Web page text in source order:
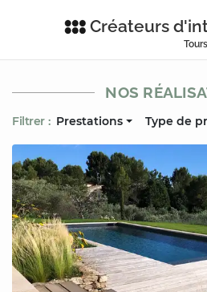
Créateurs
NOS
Filtrer : Prestations Type de